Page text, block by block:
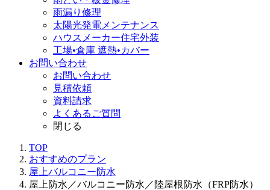
雨漏り修理
太陽光発電メンテナンス
ハウスメーカー住宅外装
工場•倉庫 遮熱•カバー
お問い合わせ
お問い合わせ
見積依頼
資料請求
よくあるご質問
閉じる
TOP
おすすめのプラン
屋上バルコニー防水
屋上防水／バルコニー防水／陸屋根防水（FRP防水）